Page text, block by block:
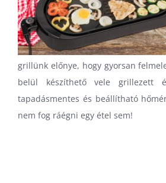
grillünk előnye, hogy gyorsan
belül készíthető vele grillezett
tapadásmentes és beállítható
nem fog ráégni egy étel sem!